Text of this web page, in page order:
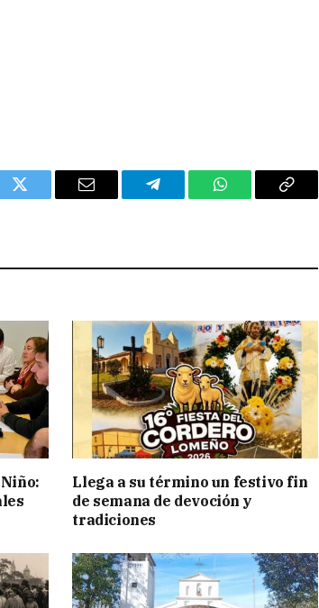
Twitter Email Telegram WhatsAppCopy
Llega a su término un festivo fin
de semana de devoción y
tradiciones